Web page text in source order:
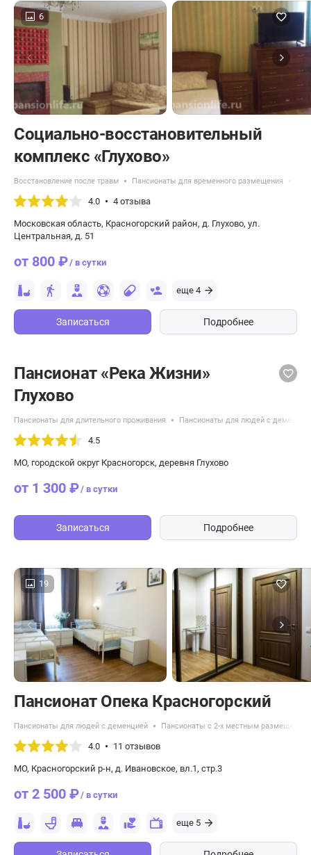
6
Социально-восстановительный
комплекс «Глухово»
Восстановление после травм Пансионаты для временного размещения
4.0 4 отзыва
Московская область, Красногорский район, д. Глухово, ул.
Центральная, д. 51
от 800 ₽/ в сутки
еще 4
Записаться Подробнее
Пансионат «Река Жизни»
Глухово
Пансионаты для длительного проживания Пансионаты для людей с
4.5
МО, городской округ Красногорск, деревня Глухово
от 1 300 ₽/ в сутки
Записаться Подробнее
19
Пансионат Опека Красногорский
Пансионаты для людей с деменцией Пансионаты с 2-х местным размещением
4.0 11 отзывов
МО, Красногорский р-н, д. Ивановское, вл.1, стр.3
от 2 500 ₽/ в сутки
еще 5